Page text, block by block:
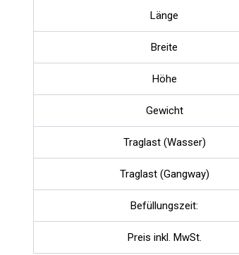
Länge
Breite
Höhe
Gewicht
Traglast (Wasser)
Traglast (Gangway)
Befüllungszeit:
Preis inkl. MwSt.